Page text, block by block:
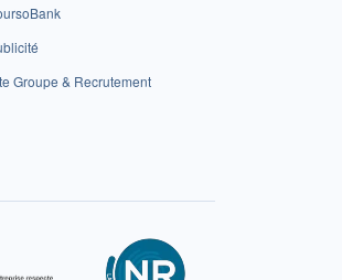
Groupe & Recrutement